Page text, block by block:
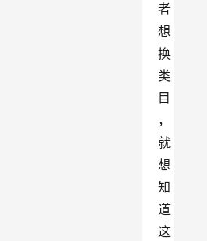
者
想
换
类
目
，
就
想
知
道
这